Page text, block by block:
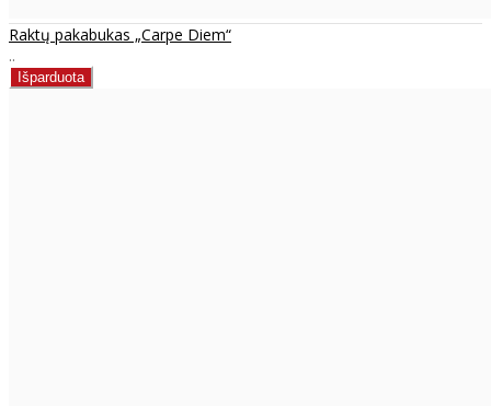
Raktų pakabukas „Carpe Diem“
..